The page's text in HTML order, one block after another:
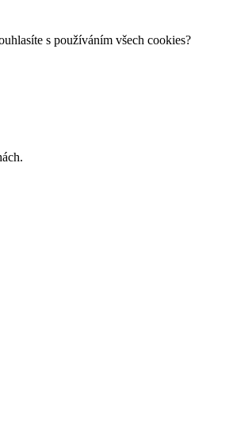
s používáním všech cookies?